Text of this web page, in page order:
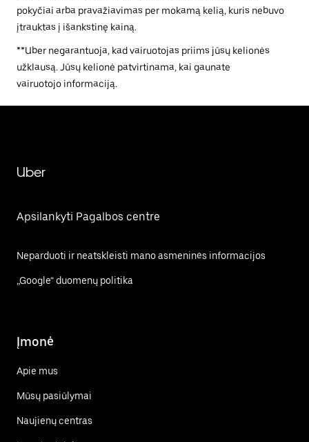
pokyčiai arba pravažiavimas per mokamą kelią, kuris nebuvo
įtrauktas į išankstinę kainą.
**Uber negarantuoja, kad vairuotojas priims jūsų kelionės
užklausą. Jūsų kelionė patvirtinama, kai gaunate
vairuotojo informaciją.
Uber
Apsilankyti Pagalbos centre
Neparduoti ir neatskleisti mano asmeninės informacijos
„Google“ duomenų politika
Įmonė
Apie mus
Mūsų pasiūlymai
Naujienų centras